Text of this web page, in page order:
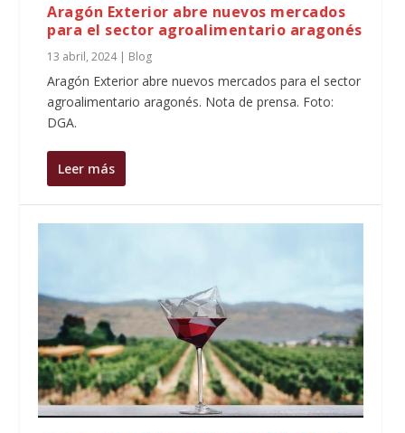
Aragón Exterior abre nuevos mercados
para el sector agroalimentario aragonés
13 abril, 2024| Blog
Aragón Exterior abre nuevos mercados para el sector
agroalimentario aragonés. Nota de prensa. Foto:
DGA.
Leer más